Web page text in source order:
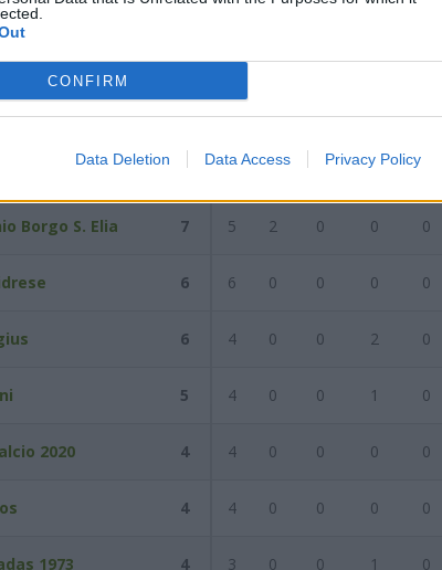
CONFIRM
Data Deletion Data Access Privacy Policy
Reti AZ RIG PUN ANG CDF
8 6 2 0 0 0
8 8 0 0
Borgo S. Elia 7 5 2 0 0 0
6 6 0 0 0 0
6 4 0 0 2 0
5 4 0 0 1 0
2020 4 4 0 0 0 0
4 4 0 0 0 0
1973 4 3 0 0 1 0